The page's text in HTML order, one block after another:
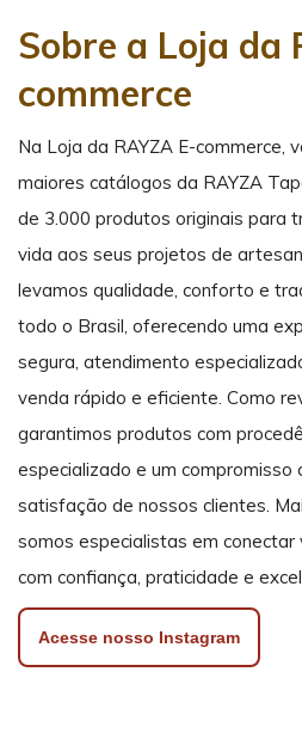
Sobre a Loja da
commerce
Na Loja da RAYZA E-commerce,
maiores catálogos da RAYZA
de 3.000 produtos originais para
vida aos seus projetos de
levamos qualidade, conforto e
todo o Brasil, oferecendo uma
segura, atendimento
venda rápido e eficiente. Como
garantimos produtos com
especializado e um compromisso
satisfação de nossos clientes.
somos especialistas em conectar
com confiança, praticidade e
Acesse nosso Instagram